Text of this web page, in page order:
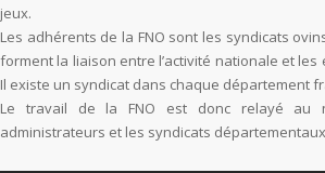
jeux.
Les adhérents de la FNO sont les syndicats
forment la liaison entre l’activité nationale et
Il existe un syndicat dans chaque département
Le travail de la FNO est donc relayé au
administrateurs et les syndicats